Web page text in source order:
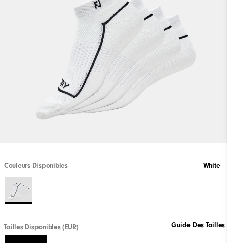
Couleurs Disponibles White
Tailles Disponibles (EUR) Guide Des Tailles